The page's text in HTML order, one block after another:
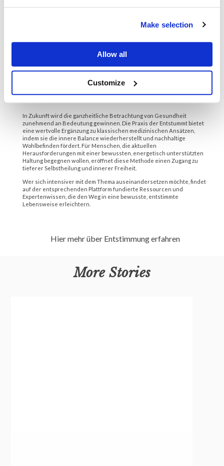
Make selection
Allow all
Customize
Belastungsstörungen und psychosomatischen Erkrankungen.
Ein Beispiel ist eine umfassende Untersuchung desEnergy Medicine
Fazit: Entstimmung als integrative
Kraft für moderne Gesundheit
In Zukunft wird die ganzheitliche Betrachtung von Gesundheit
zunehmend an Bedeutung gewinnen. Die Praxis der Entstummt bietet
eine wertvolle Ergänzung zu klassischen medizinischen Ansätzen,
indem sie die innere Balance wiederherstellt und nachhaltige
Wohlbefinden fördert. Für Menschen, die aktuellen
Herausforderungen mit einer bewussten, energetisch unterstützten
Haltung begegnen wollen, eröffnet diese Methode einen Zugang zu
tieferer Selbstheilung und innerer Freiheit.
Wer sich intensiver mit dem Thema auseinandersetzen möchte, findet
auf der entsprechenden Plattform fundierte Ressourcen und
Expertenwissen, die den Weg in eine bewusste, entstimmte
Lebensweise erleichtern.
Hier mehr über Entstimmung erfahren
More Stories